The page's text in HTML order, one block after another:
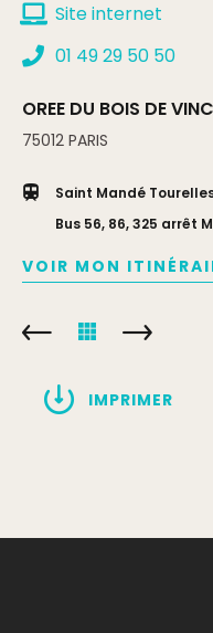
Site internet
01 49 29 50 50
OREE DU BOIS DE
75012 PARIS
Saint Mandé
Bus 56, 86, 325 arrêt
VOIR MON
IMPRIMER